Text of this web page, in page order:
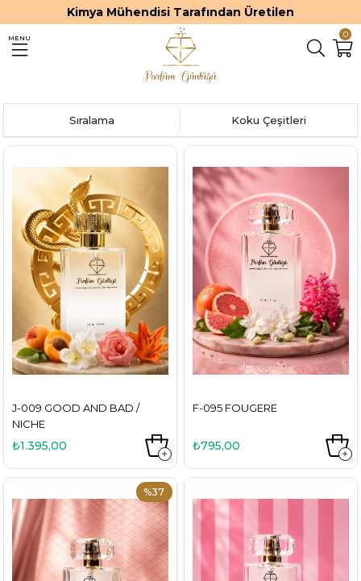
Kimya Mühendisi Tarafından Üretilen
0
MENU
Koku Çeşitleri
Sıralama
J-009 GOOD AND BAD /
NICHE
₺1.395,00
F-095 FOUGERE
₺795,00
%37